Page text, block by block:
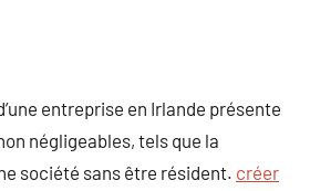
entreprise en Irlande présente
négligeables, tels que la
société sans être résident. créer